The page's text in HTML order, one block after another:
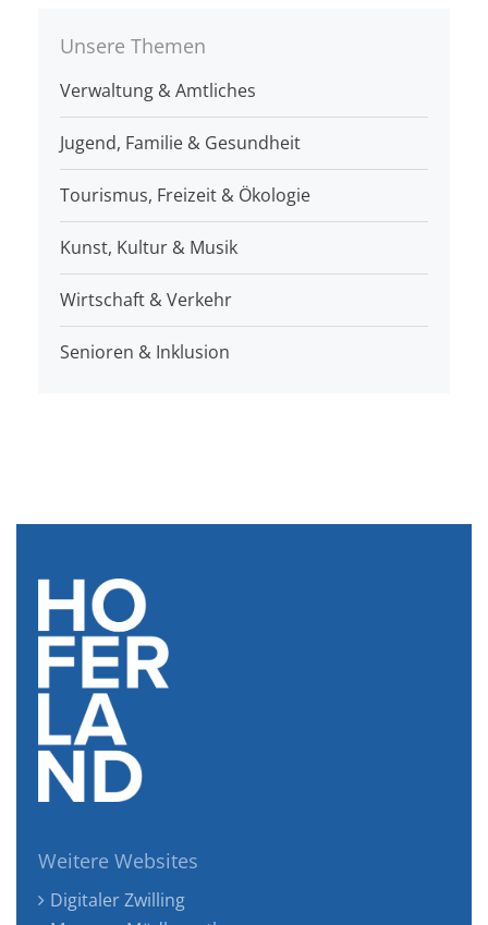
Unsere Themen
Verwaltung & Amtliches
Jugend, Familie & Gesundheit
Tourismus, Freizeit & Ökologie
Kunst, Kultur & Musik
Wirtschaft & Verkehr
Senioren & Inklusion
Weitere Websites
Digitaler Zwilling